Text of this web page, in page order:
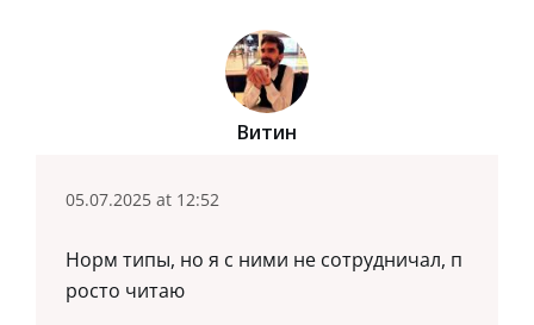
Витин
05.07.2025 at 12:52
Норм типы, но я с ними не сотрудничал, п
росто читаю